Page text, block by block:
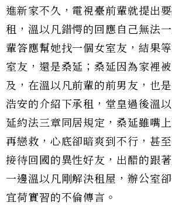
進新家不久，電視臺前輩就提出
租，溫以凡錯愕的回應自己無法
輩答應幫她找一個女室友，結果
室友，還是桑延；桑延因為家裡
及，在溫以凡前輩的前男友，也
浩安的介紹下承租，堂皇過後溫
延約法三章同居規定，桑延雖嘴
再戀救，心底卻暗爽到不行，甚
接待回國的異性好友，出醋的跟
一邊溫以凡剛解決租屋，辦公室
宜荷實習的不倫傳言。